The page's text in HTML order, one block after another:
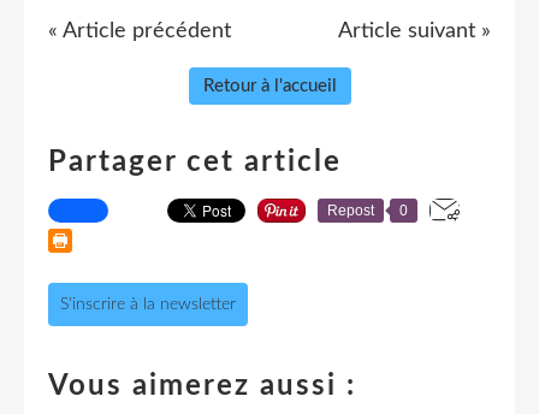
« Article précédent Article suivant »
Retour à l'accueil
Partager cet article
Repost 0
S'inscrire à la newsletter
Vous aimerez aussi :